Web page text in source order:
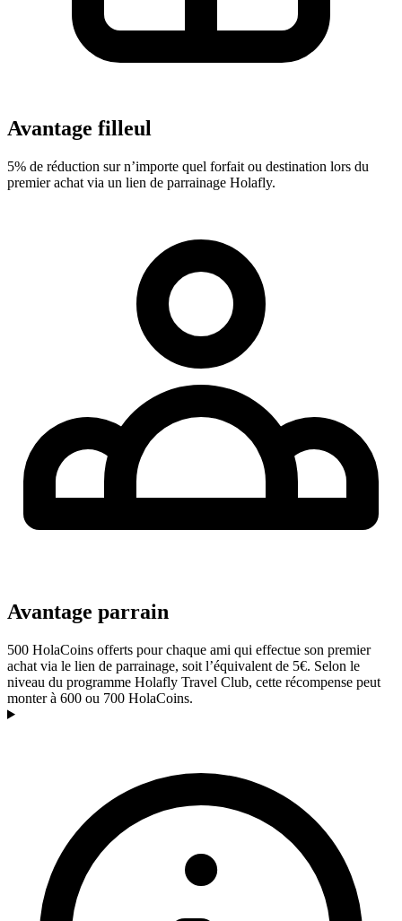
Avantage filleul
5% de réduction sur n’importe quel forfait ou destination lors du
premier achat via un lien de parrainage Holafly.
Avantage parrain
500 HolaCoins offerts pour chaque ami qui effectue son premier
achat via le lien de parrainage, soit l’équivalent de 5€. Selon le
niveau du programme Holafly Travel Club, cette récompense peut
monter à 600 ou 700 HolaCoins.